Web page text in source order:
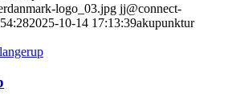
logo_03.jpg jj@connect-
2025-10-14 17:13:39akupunktur